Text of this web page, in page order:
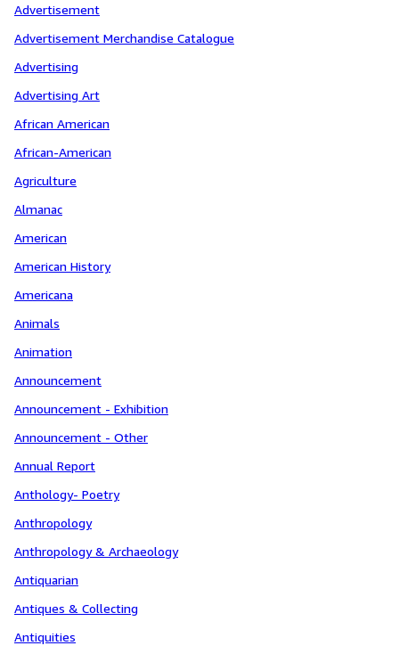
Advertisement
Advertisement Merchandise Catalogue
Advertising
Advertising Art
African American
African-American
Agriculture
Almanac
American
American History
Americana
Animals
Animation
Announcement
Announcement - Exhibition
Announcement - Other
Annual Report
Anthology- Poetry
Anthropology
Anthropology & Archaeology
Antiquarian
Antiques & Collecting
Antiquities